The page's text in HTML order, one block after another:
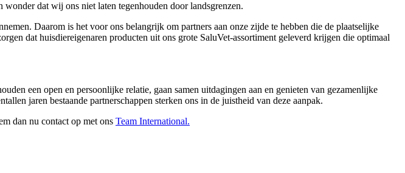
dat wij ons niet laten tegenhouden door landsgrenzen.
Daarom is het voor ons belangrijk om partners aan onze zijde te hebben die de plaatselijke
dat huisdiereigenaren producten uit ons grote SaluVet-assortiment geleverd krijgen die optimaal
een open en persoonlijke relatie, gaan samen uitdagingen aan en genieten van gezamenlijke
jaren bestaande partnerschappen sterken ons in de juistheid van deze aanpak.
dan nu contact op met ons Team International.